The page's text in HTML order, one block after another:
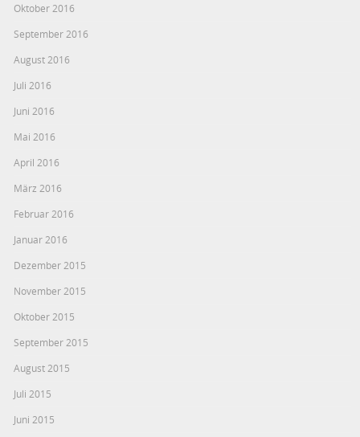
Oktober 2016
September 2016
August 2016
Juli 2016
Juni 2016
Mai 2016
April 2016
März 2016
Februar 2016
Januar 2016
Dezember 2015
November 2015
Oktober 2015
September 2015
August 2015
Juli 2015
Juni 2015